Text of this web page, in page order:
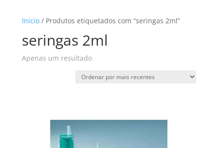
Início/ Produtos etiquetados com “seringas 2ml”
seringas 2ml
Apenas um resultado